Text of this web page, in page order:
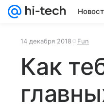
14 декабря 2018 Fun
Как